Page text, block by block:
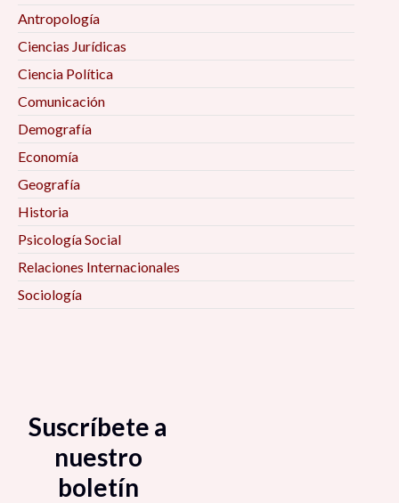
Antropología
Ciencias Jurídicas
Ciencia Política
Comunicación
Demografía
Economía
Geografía
Historia
Psicología Social
Relaciones Internacionales
Sociología
Suscríbete a
nuestro
boletín